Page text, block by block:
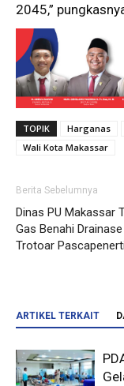
2045,”
TOPIK Harganas
Wali Kota Makassar
Berita Sebelumnya
Dinas PU Makassar
Gas Benahi
Trotoar
ARTIKEL TERKAIT